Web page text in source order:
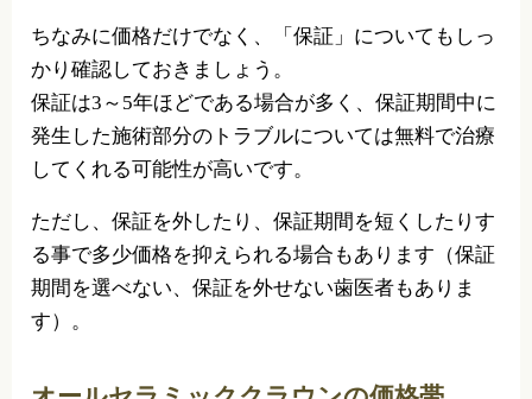
ちなみに価格だけでなく、「保証」についてもしっ
かり確認しておきましょう。
保証は3～5年ほどである場合が多く、保証期間中に
発生した施術部分のトラブルについては無料で治療
してくれる可能性が高いです。
ただし、保証を外したり、保証期間を短くしたりす
る事で多少価格を抑えられる場合もあります（保証
期間を選べない、保証を外せない歯医者もありま
す）。